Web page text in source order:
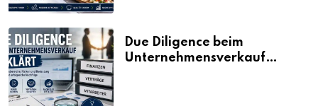
Due Diligence beim
Unternehmensverkauf